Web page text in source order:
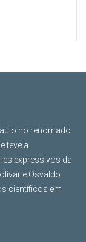
no renomado
teve a
expressivos da
e Osvaldo
científicos em